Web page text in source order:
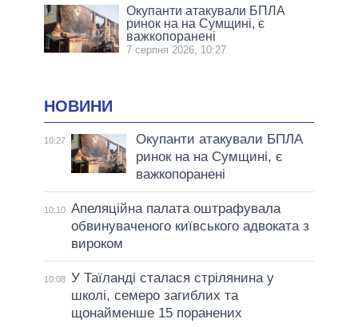
Окупанти атакували БПЛА
ринок на на Сумщині, є
важкопоранені
7 серпня 2026, 10:27
НОВИНИ
10:27
Окупанти атакували БПЛА
ринок на на Сумщині, є
важкопоранені
10:10 Апеляційна палата оштрафувала
обвинуваченого київського адвоката з
вироком
10:08 У Таїланді сталася стрілянина у
школі, семеро загиблих та
щонайменше 15 поранених